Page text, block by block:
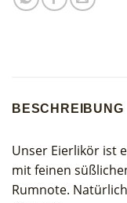
BESCHREIBUNG
Unser Eierlikör ist
mit feinen
Rumnote.